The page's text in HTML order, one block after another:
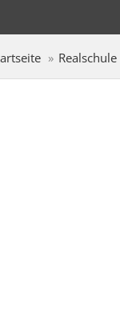
Realschule